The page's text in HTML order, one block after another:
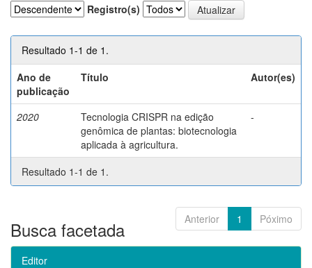
Registro(s)
Resultado 1-1 de 1.
Ano de
publicação
Título Autor(es)
2020
Tecnologia CRISPR na edição
genômica de plantas: biotecnologia
aplicada à agricultura.
-
Resultado 1-1 de 1.
Anterior 1 Póximo
Busca facetada
Editor